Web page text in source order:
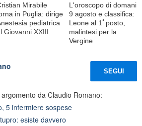
Mirabile
in Puglia: dirige
pediatrica
Giovanni XXIII
L'oroscopo di domani
9 agosto e classifica:
Leone al 1ﾟposto,
malintesi per la
Vergine
SEGUI
da Claudio Romano:
5 infermiere sospese
esiste davvero